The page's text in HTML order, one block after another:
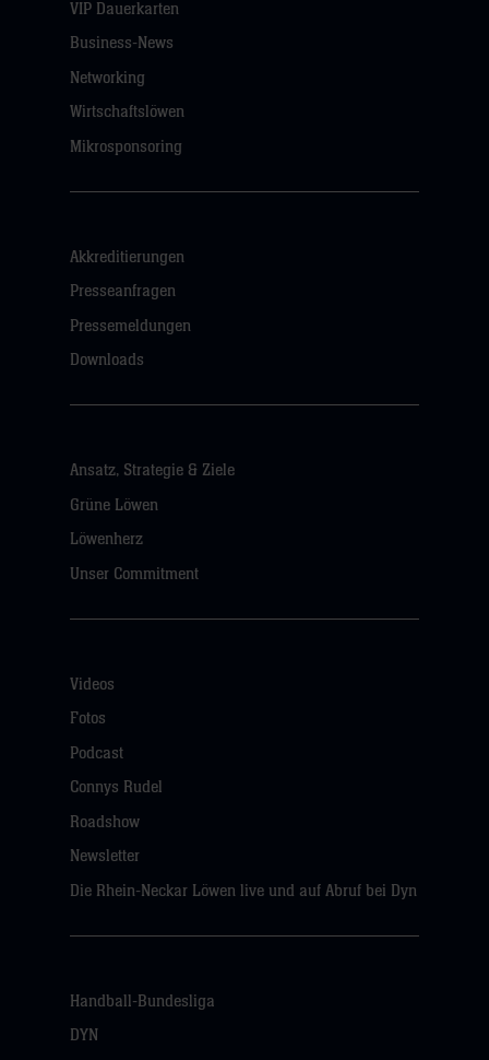
VIP Dauerkarten
Business-News
Networking
Wirtschaftslöwen
Mikrosponsoring
Akkreditierungen
Presseanfragen
Pressemeldungen
Downloads
Ansatz, Strategie & Ziele
Grüne Löwen
Löwenherz
Unser Commitment
Videos
Fotos
Podcast
Connys Rudel
Roadshow
Newsletter
Die Rhein-Neckar Löwen live und auf Abruf bei Dyn
Handball-Bundesliga
DYN